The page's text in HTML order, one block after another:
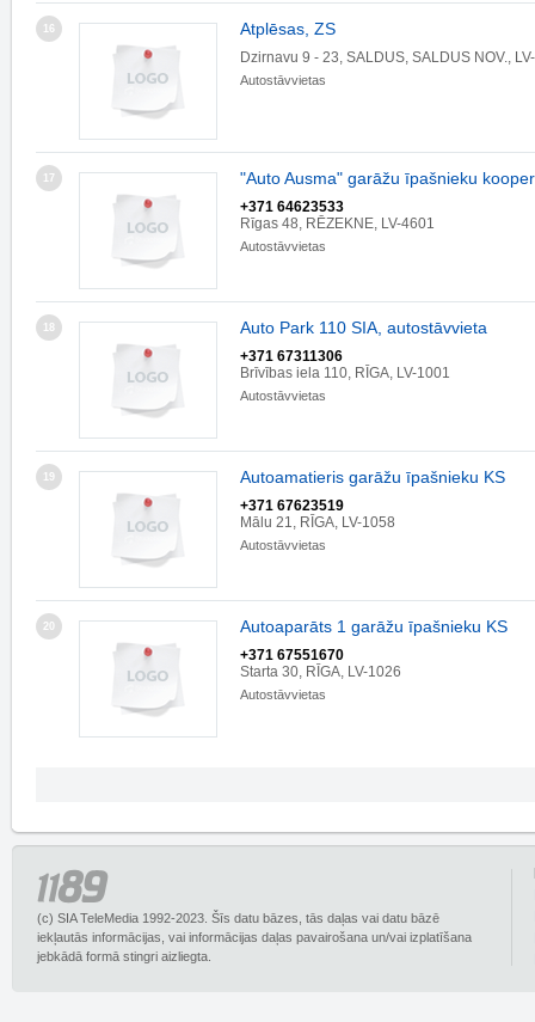
16 Atplēsas, ZS
Dzirnavu 9 - 23, SALDUS, SALDUS NOV.,
Autostāvvietas
17 "Auto Ausma" garāžu īpašnieku
+371 64623533
Rīgas 48, RĒZEKNE, LV-4601
Autostāvvietas
18 Auto Park 110 SIA, autostāvvieta
+371 67311306
Brīvības iela 110, RĪGA, LV-1001
Autostāvvietas
19 Autoamatieris garāžu īpašnieku KS
+371 67623519
Mālu 21, RĪGA, LV-1058
Autostāvvietas
20 Autoaparāts 1 garāžu īpašnieku KS
+371 67551670
Starta 30, RĪGA, LV-1026
Autostāvvietas
(c) SIA TeleMedia 1992-2023. Šīs datu bāzes, tās daļas vai datu bāzē
iekļautās informācijas, vai informācijas daļas pavairošana un/vai izplatīšana
jebkādā formā stingri aizliegta.